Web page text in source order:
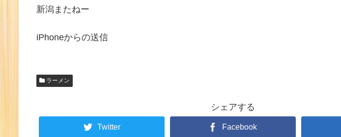
新潟またねー
iPhoneからの送信
ラーメン
シェアする
Twitter Facebook